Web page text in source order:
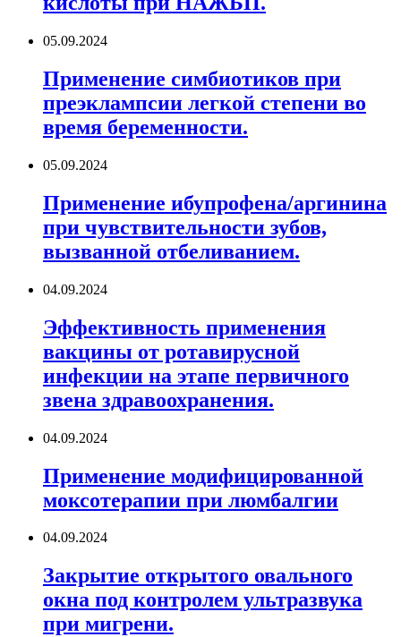
05.09.2024
Применение симбиотиков при
преэклампсии легкой степени во
время беременности.
05.09.2024
Применение ибупрофена/аргинина
при чувствительности зубов,
вызванной отбеливанием.
04.09.2024
Эффективность применения
вакцины от ротавирусной
инфекции на этапе первичного
звена здравоохранения.
04.09.2024
Применение модифицированной
моксотерапии при люмбалгии
04.09.2024
Закрытие открытого овального
окна под контролем ультразвука
при мигрени.